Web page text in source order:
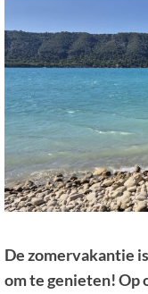
De zomervakantie
om te genieten! Op